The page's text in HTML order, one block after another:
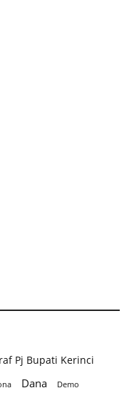
Pj Bupati Kerinci
Dana Demo